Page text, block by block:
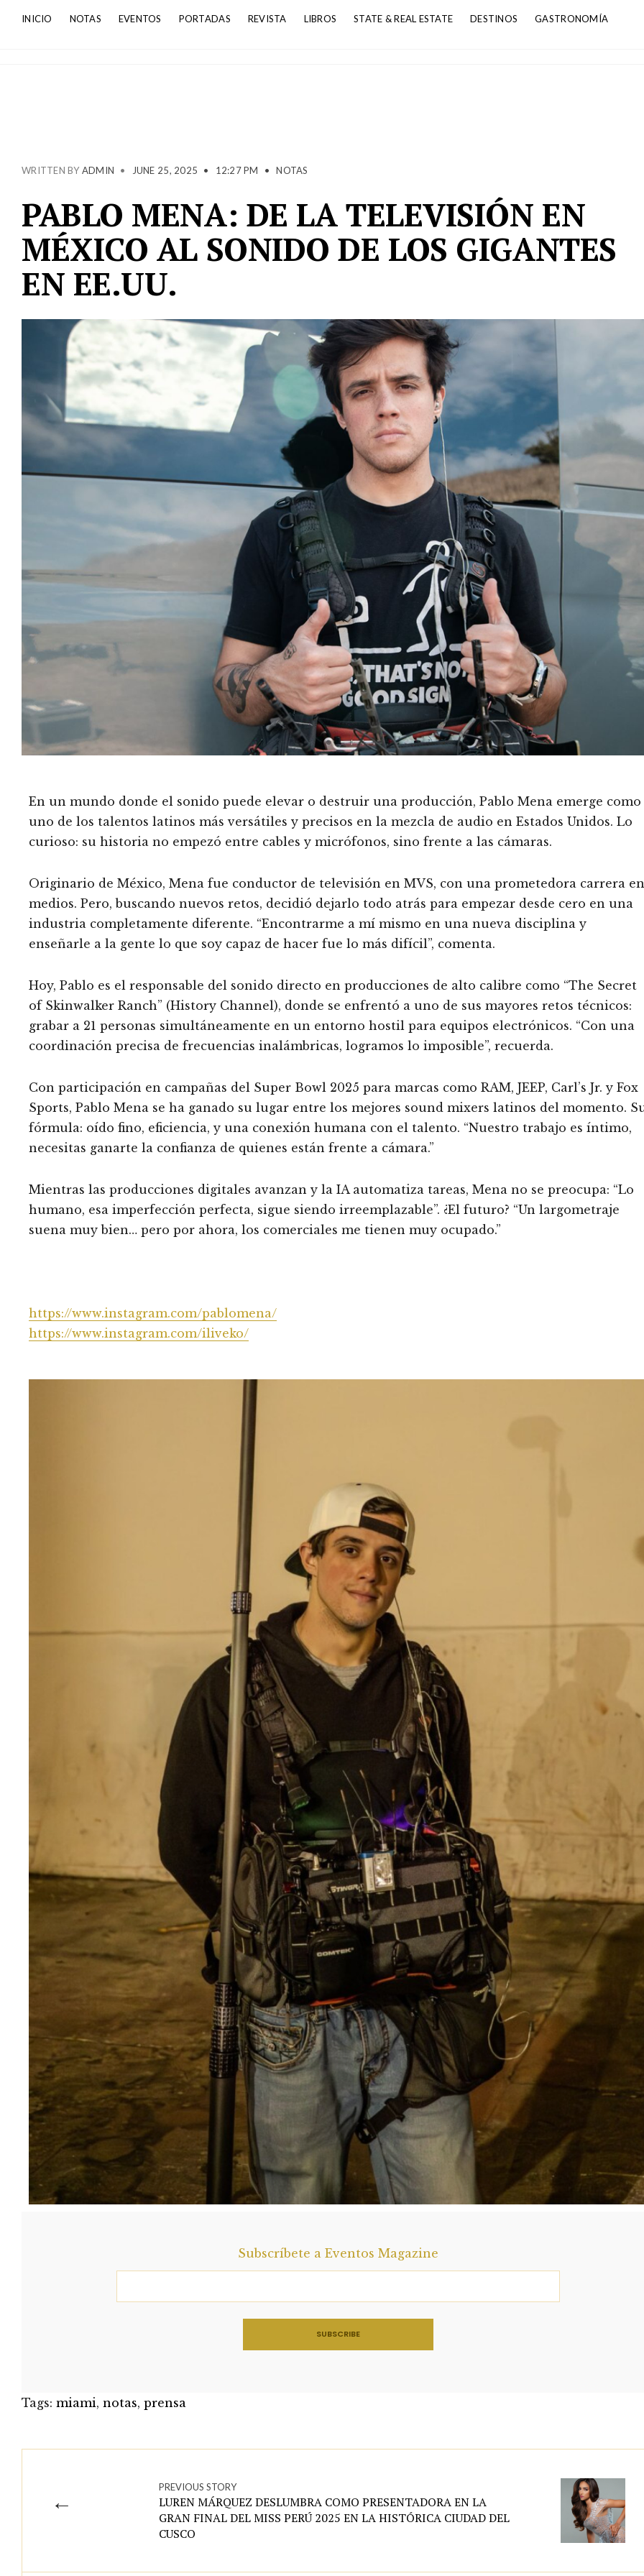
INICIO NOTAS EVENTOS PORTADAS REVISTA LIBROS STATE & REAL ESTATE DESTINOS GASTRONOMÍA
WRITTEN BY ADMIN • JUNE 25, 2025 • 12:27 PM • NOTAS
PABLO MENA: DE LA TELEVISIÓN EN
MÉXICO AL SONIDO DE LOS GIGANTES
EN EE.UU.
En un mundo donde el sonido puede elevar o destruir una producción, Pablo Mena emerge como
uno de los talentos latinos más versátiles y precisos en la mezcla de audio en Estados Unidos. Lo
curioso: su historia no empezó entre cables y micrófonos, sino frente a las cámaras.
Originario de México, Mena fue conductor de televisión en MVS, con una prometedora carrera en
medios. Pero, buscando nuevos retos, decidió dejarlo todo atrás para empezar desde cero en una
industria completamente diferente. “Encontrarme a mí mismo en una nueva disciplina y
enseñarle a la gente lo que soy capaz de hacer fue lo más difícil”, comenta.
Hoy, Pablo es el responsable del sonido directo en producciones de alto calibre como “The Secret
of Skinwalker Ranch” (History Channel), donde se enfrentó a uno de sus mayores retos técnicos:
grabar a 21 personas simultáneamente en un entorno hostil para equipos electrónicos. “Con una
coordinación precisa de frecuencias inalámbricas, logramos lo imposible”, recuerda.
Con participación en campañas del Super Bowl 2025 para marcas como RAM, JEEP, Carl’s Jr. y Fox
Sports, Pablo Mena se ha ganado su lugar entre los mejores sound mixers latinos del momento.
fórmula: oído fino, eficiencia, y una conexión humana con el talento. “Nuestro trabajo es íntimo,
necesitas ganarte la confianza de quienes están frente a cámara.”
Mientras las producciones digitales avanzan y la IA automatiza tareas, Mena no se preocupa: “Lo
humano, esa imperfección perfecta, sigue siendo irreemplazable”. ¿El futuro? “Un largometraje
suena muy bien… pero por ahora, los comerciales me tienen muy ocupado.”
https://www.instagram.com/pablomena/
https://www.instagram.com/iliveko/
Subscríbete a Eventos Magazine
Tags: miami, notas, prensa
←
PREVIOUS STORY
LUREN MÁRQUEZ DESLUMBRA COMO PRESENTADORA EN LA
GRAN FINAL DEL MISS PERÚ 2025 EN LA HISTÓRICA CIUDAD DEL
CUSCO